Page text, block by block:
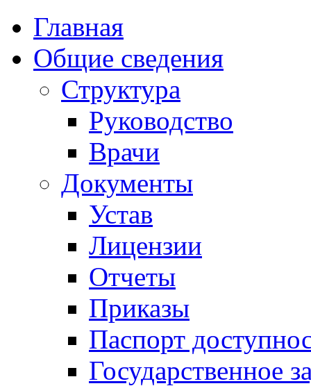
Главная
Общие сведения
Структура
Руководство
Врачи
Документы
Устав
Лицензии
Отчеты
Приказы
Паспорт
Государственное